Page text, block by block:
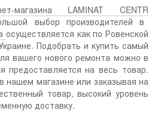
магазина LAMINAT CENTR
выбор производителей в
осуществляется как по Ровенской
Подобрать и купить самый
вашего нового ремонта можно в
предоставляется на весь товар.
нашем магазине или заказывая на
товар, высокий уровень
доставку.